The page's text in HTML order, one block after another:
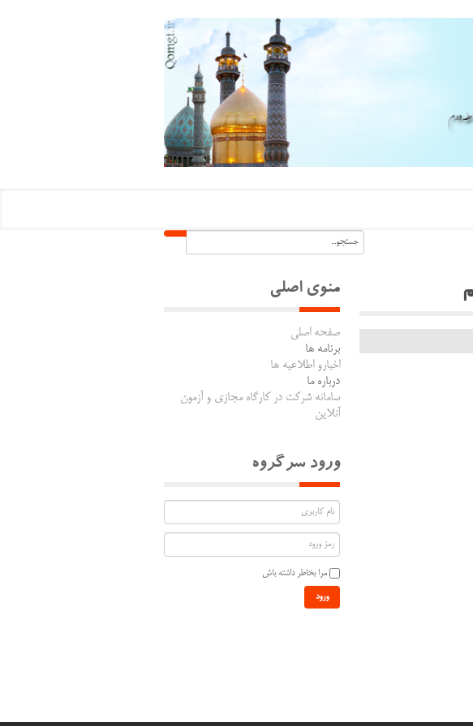
منوی اصلی
صفحه اصلی
برنامه ها
اخبارو اطلاعیه ها
درباره ما
سامانه شرکت در کارگاه مجازی و آزمون
آنلاین
ورود سرگروه
مرا بخاطر داشته باش
ورود